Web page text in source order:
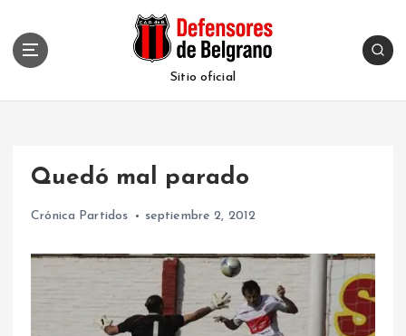
Sitio oficial
Quedó mal parado
Crónica Partidos septiembre 2, 2012